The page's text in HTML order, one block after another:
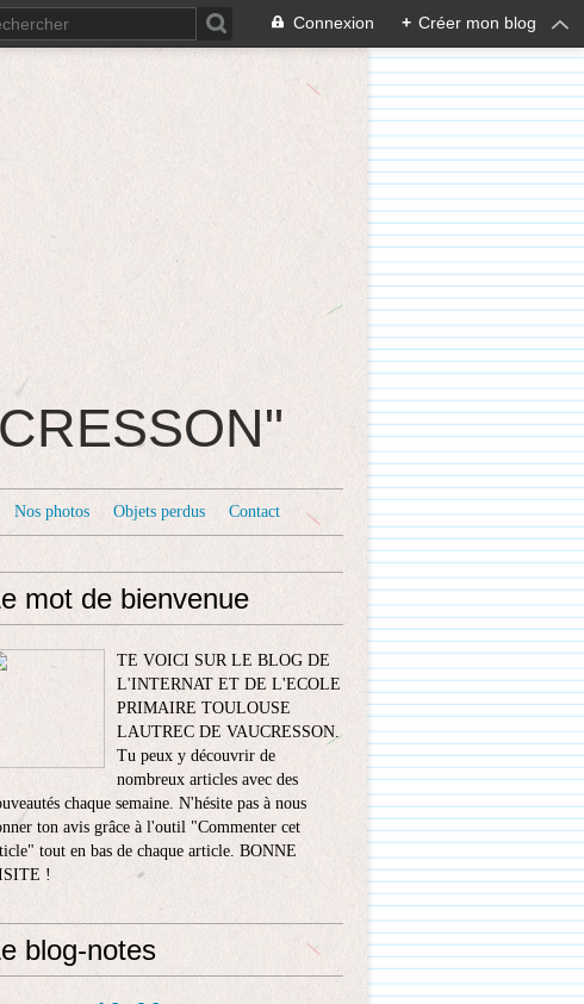
Connexion + Créer mon blog
Nos photos Objets perdus Contact
mot de bienvenue
TE VOICI SUR LE BLOG DE
L'INTERNAT ET DE L'ECOLE
PRIMAIRE TOULOUSE
LAUTREC DE VAUCRESSON.
Tu peux y découvrir de
nombreux articles avec des
chaque semaine. N'hésite pas à nous
ton avis grâce à l'outil "Commenter cet
tout en bas de chaque article. BONNE
!
blog-notes